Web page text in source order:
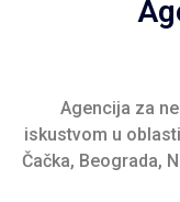
Agencija za
iskustvom u
Čačka, Beograda,